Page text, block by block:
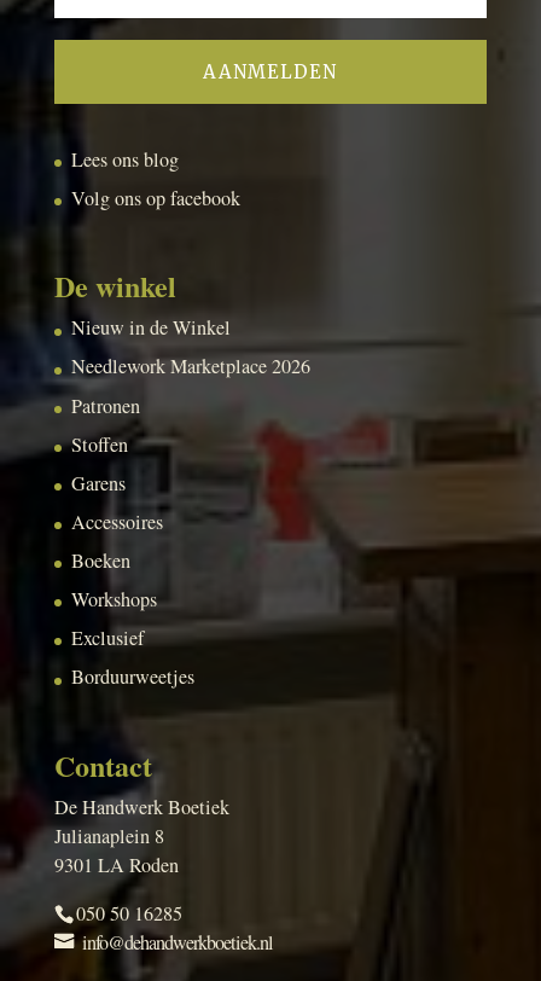
Lees ons blog
Volg ons op facebook
De winkel
Nieuw in de Winkel
Needlework Marketplace 2026
Patronen
Stoffen
Garens
Accessoires
Boeken
Workshops
Exclusief
Borduurweetjes
Contact
De Handwerk Boetiek
Julianaplein 8
9301 LA Roden
050 50 16285
info@dehandwerkboetiek.nl